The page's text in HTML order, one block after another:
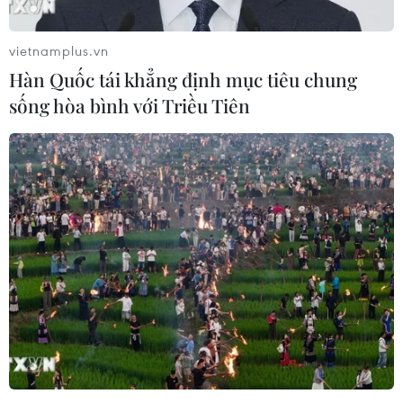
Bộ Ngoại giao xây dựng kế hoạch đưa công
dân về nước một cách an toàn
25/02/2021 11:20
Trả lời phóng viên về mở lại đường bay hồi hương công
dân Việt ở nước ngoài, Người Phát ngôn Lê Thị Thu
Hằng cho biết Bộ xây dựng kế hoạch đưa công dân về
nước một cách an toàn, phù hợp với tình hình.
vietnamplus.vn
Hàn Quốc tái khẳng định mục tiêu chung
sống hòa bình với Triều Tiên